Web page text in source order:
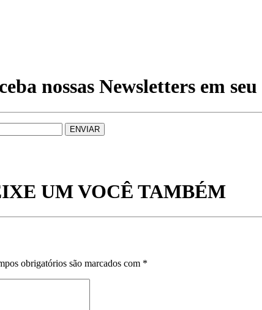
nossas Newsletters em
UM VOCÊ TAMBÉM
obrigatórios são marcados com *